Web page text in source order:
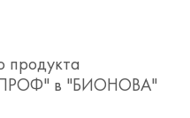
продукта
ПРОФ" в "БИОНОВА"